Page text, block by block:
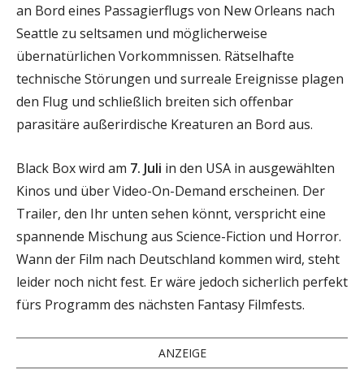
an Bord eines Passagierflugs von New Orleans nach
Seattle zu seltsamen und möglicherweise
übernatürlichen Vorkommnissen. Rätselhafte
technische Störungen und surreale Ereignisse plagen
den Flug und schließlich breiten sich offenbar
parasitäre außerirdische Kreaturen an Bord aus.
Black Box wird am 7. Juli in den USA in ausgewählten
Kinos und über Video-On-Demand erscheinen. Der
Trailer, den Ihr unten sehen könnt, verspricht eine
spannende Mischung aus Science-Fiction und Horror.
Wann der Film nach Deutschland kommen wird, steht
leider noch nicht fest. Er wäre jedoch sicherlich perfekt
fürs Programm des nächsten Fantasy Filmfests.
ANZEIGE